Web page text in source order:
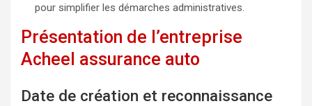
pour simplifier les démarches administratives.
Présentation de l’entreprise
Acheel assurance auto
Date de création et reconnaissance